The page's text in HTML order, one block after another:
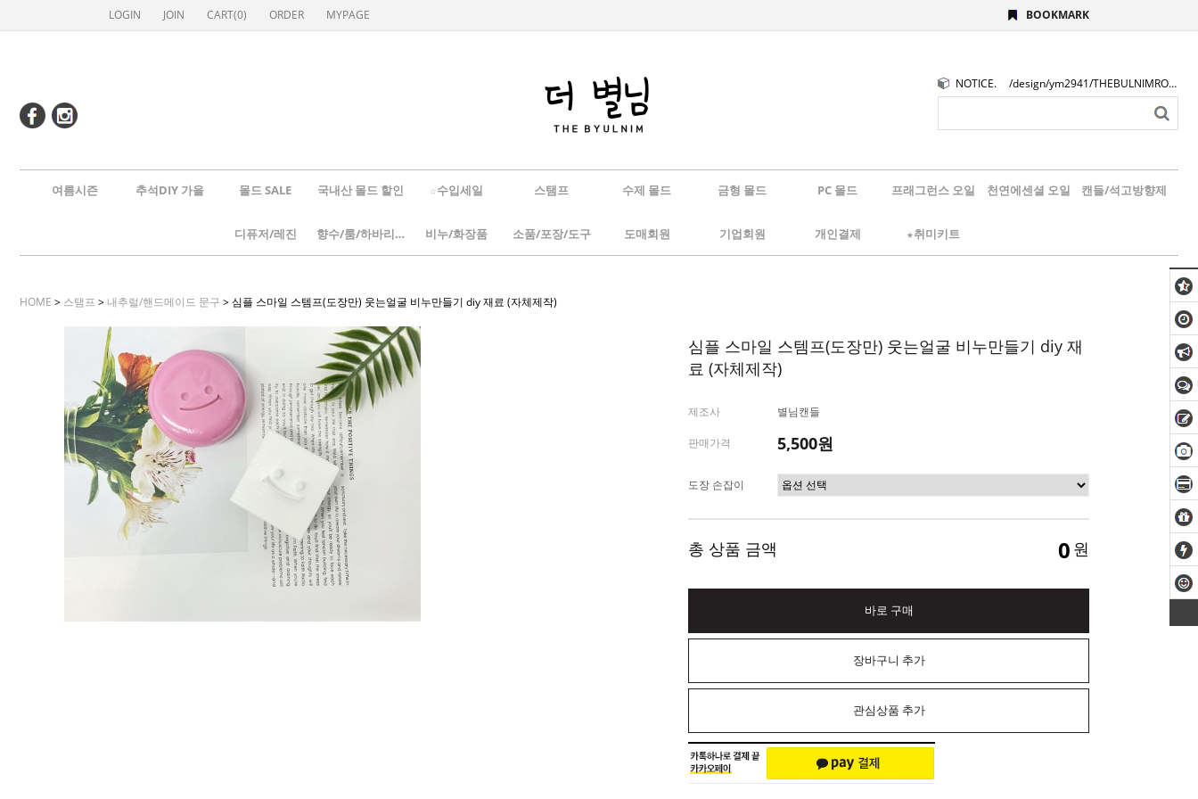
LOGIN JOIN CART(0) ORDER MYPAGE BOOKMARK
NOTICE. /design/ym2941/THEBULNIMROGO.png
여름시즌 추석DIY 가을 몰드 SALE 국내산 몰드 할인 ☆수입세일 스탬프 수제 몰드 금형 몰드 PC 몰드 프래그런스 오일 천연에센셜 오일 캔들/석고방향제
디퓨저/레진 향수/룸/하바리움 비누/화장품 소품/포장/도구 도매회원 기업회원 개인결제 ★취미키트
HOME > 스탬프 > 내추럴/핸드메이드 문구 > 심플 스마일 스템프(도장만) 웃는얼굴 비누만들기 diy 재료 (자체제작)
심플 스마일 스템프(도장만) 웃는얼굴 비누만들기 diy 재
료 (자체제작)
제조사 별님캔들
판매가격 5,500원
도장 손잡이
총 상품 금액 0 원
바로 구매
장바구니 추가
관심상품 추가